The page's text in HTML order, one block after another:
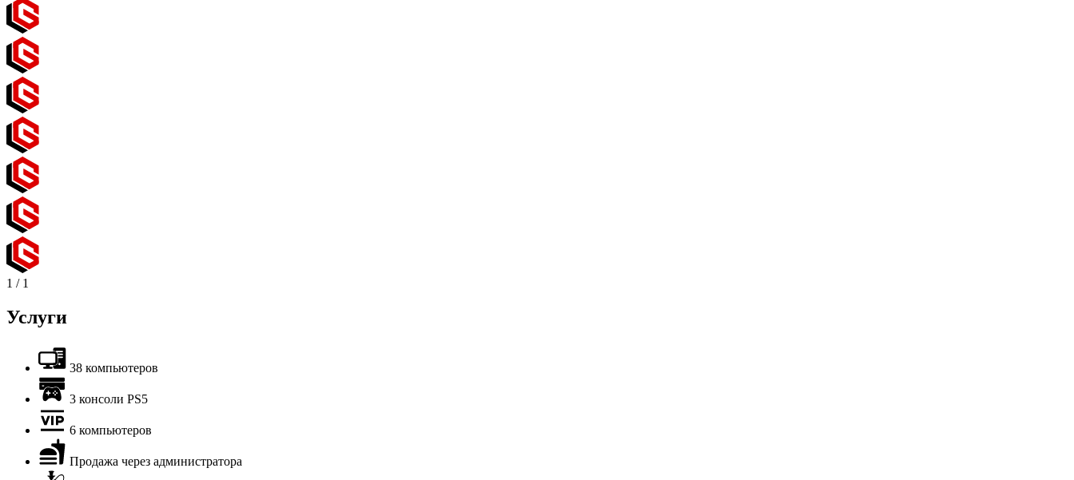
1 / 1
Услуги
38 компьютеров
3 консоли PS5
6 компьютеров
Продажа через администратора